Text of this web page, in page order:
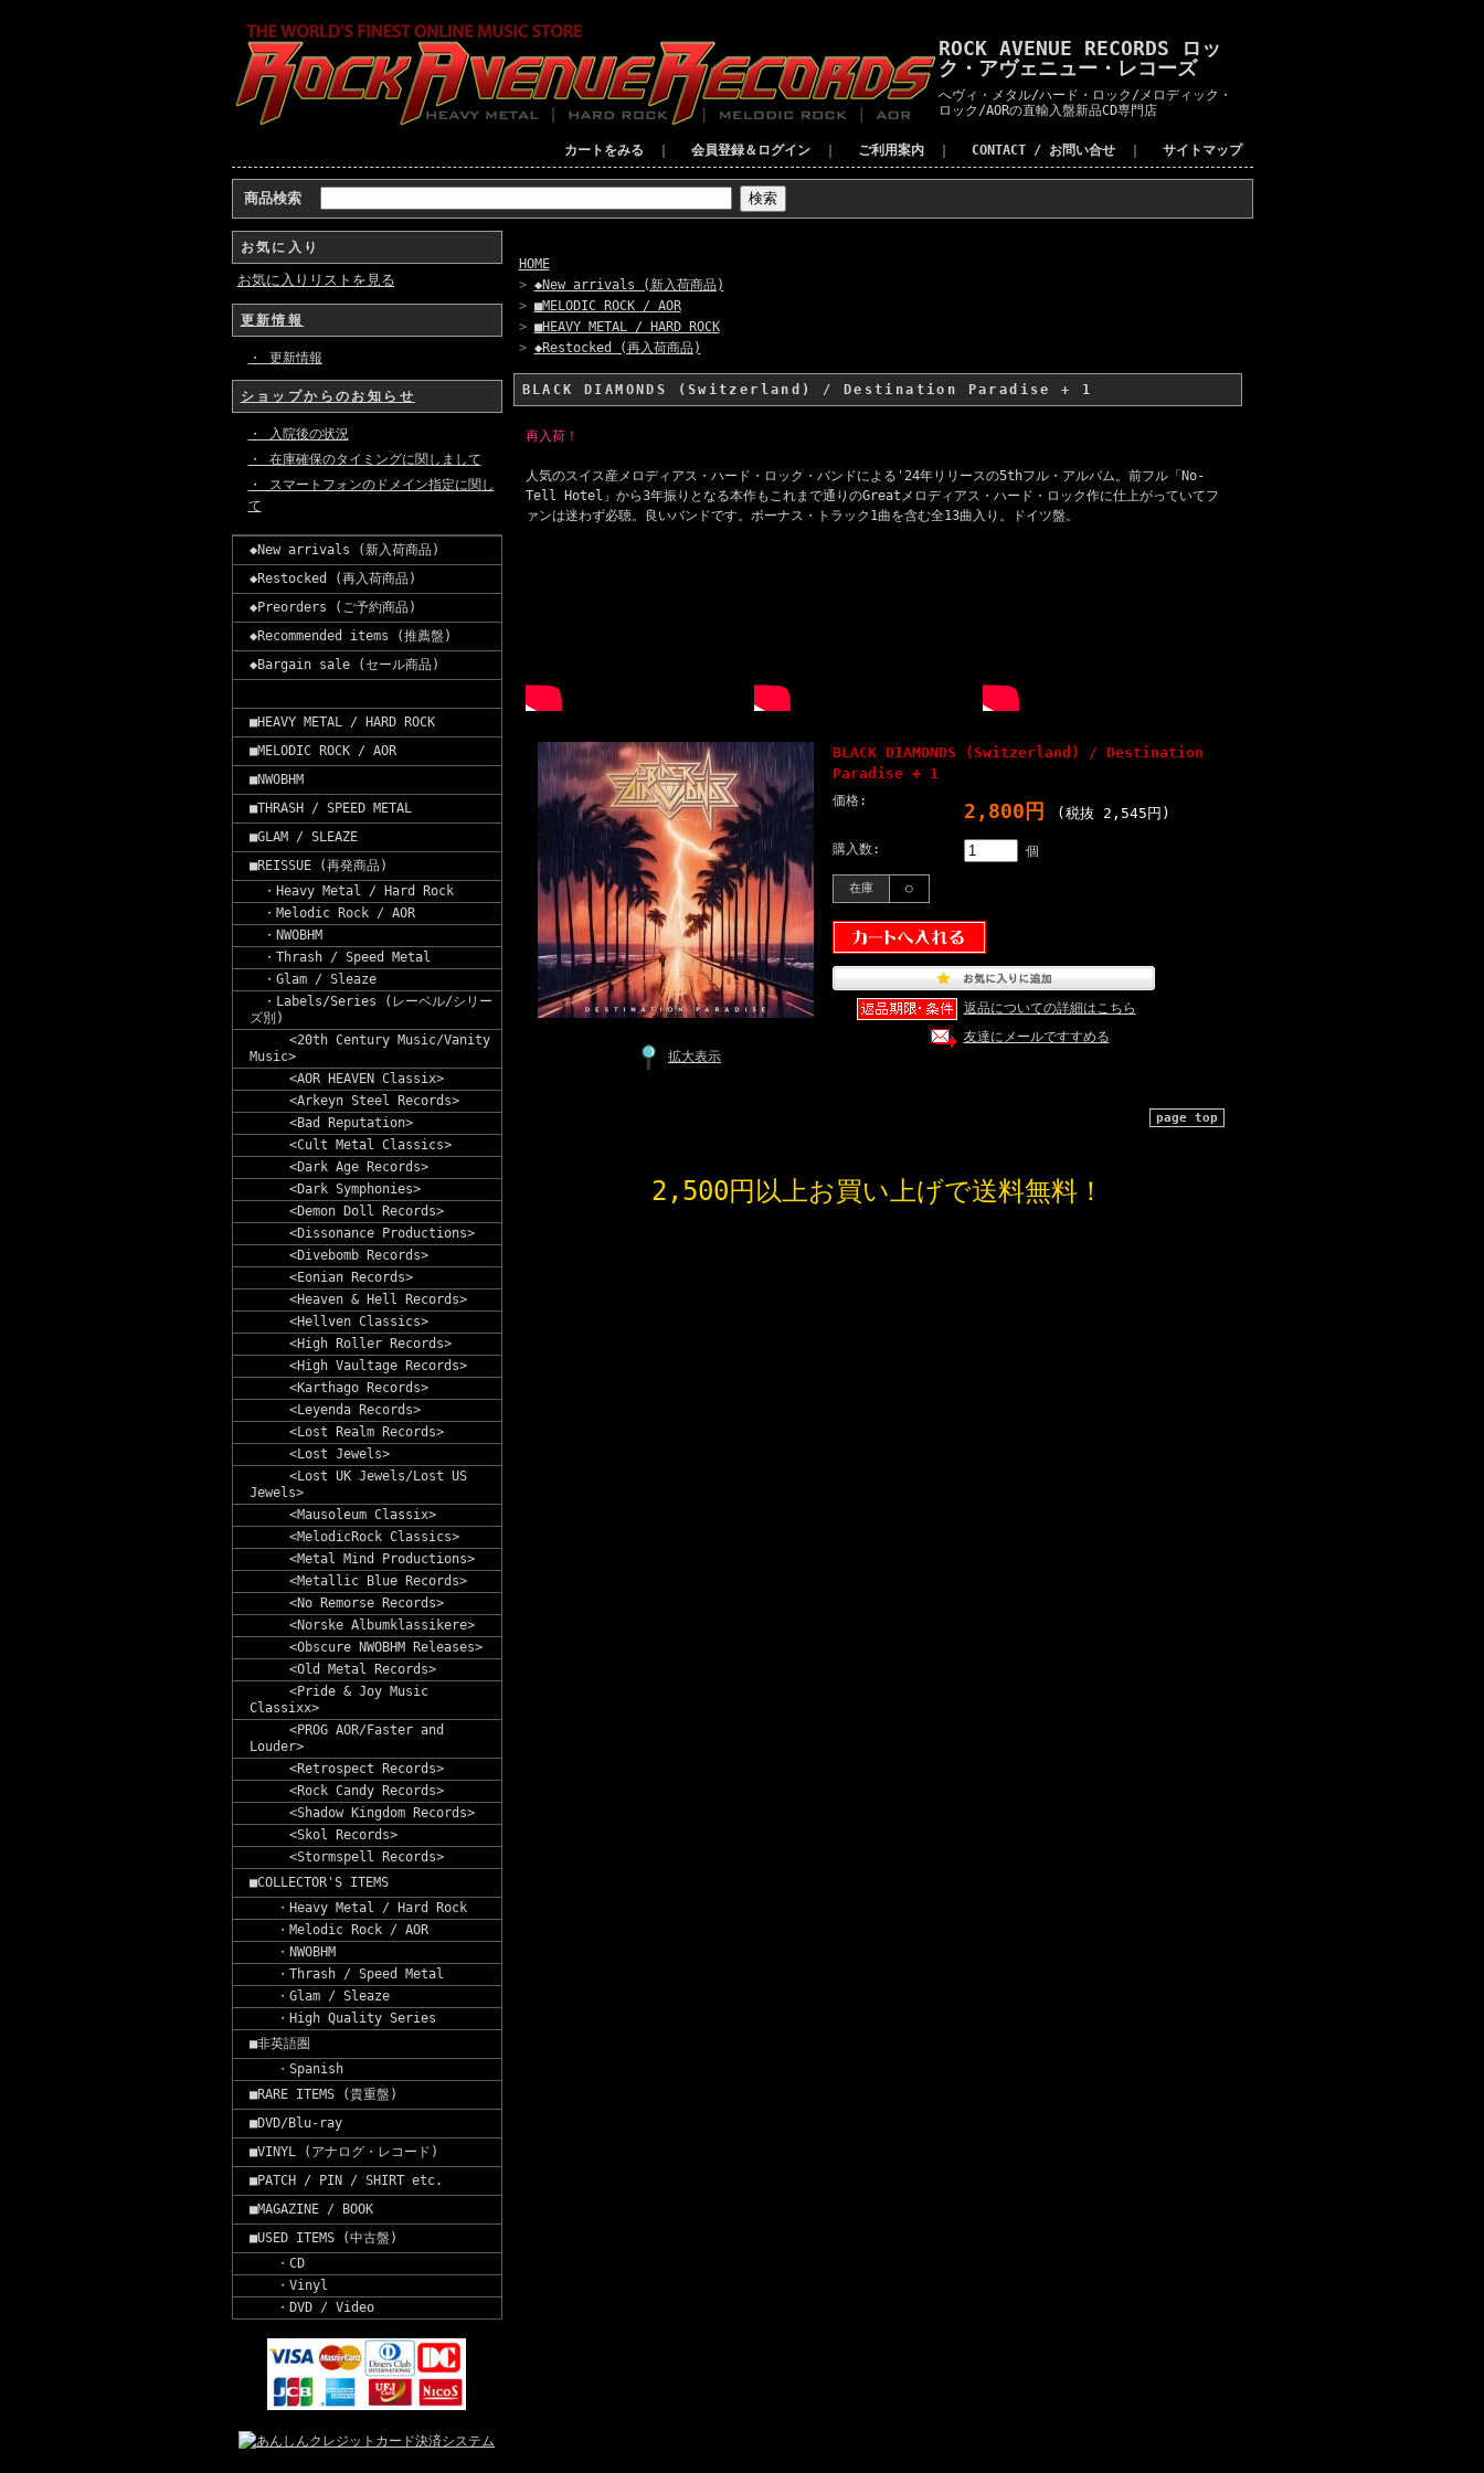
ROCK AVENUE RECORDS ロッ
ク・アヴェニュー・レコーズ
へヴィ・メタル/ハード・ロック/メロディック・
ロック/AORの直輸入盤新品CD専門店
カートをみる 会員登録＆ログイン ご利用案内 CONTACT / お問い合せ サイトマップ
商品検索
お気に入り
お気に入りリストを見る
更新情報
・ 更新情報
ショップからのお知らせ
・ 入院後の状況
・ 在庫確保のタイミングに関しまして
・ スマートフォンのドメイン指定に関し
て
◆New arrivals (新入荷商品)
◆Restocked (再入荷商品)
◆Preorders (ご予約商品)
◆Recommended items (推薦盤)
◆Bargain sale (セール商品)
■HEAVY METAL / HARD ROCK
■MELODIC ROCK / AOR
■NWOBHM
■THRASH / SPEED METAL
■GLAM / SLEAZE
■REISSUE (再発商品)
・Heavy Metal / Hard Rock
・Melodic Rock / AOR
・NWOBHM
・Thrash / Speed Metal
・Glam / Sleaze
・Labels/Series (レーベル/シリー
ズ別)
<20th Century Music/Vanity
Music>
<AOR HEAVEN Classix>
<Arkeyn Steel Records>
<Bad Reputation>
<Cult Metal Classics>
<Dark Age Records>
<Dark Symphonies>
<Demon Doll Records>
<Dissonance Productions>
<Divebomb Records>
<Eonian Records>
<Heaven & Hell Records>
<Hellven Classics>
<High Roller Records>
<High Vaultage Records>
<Karthago Records>
<Leyenda Records>
<Lost Realm Records>
<Lost Jewels>
<Lost UK Jewels/Lost US
Jewels>
<Mausoleum Classix>
<MelodicRock Classics>
<Metal Mind Productions>
<Metallic Blue Records>
<No Remorse Records>
<Norske Albumklassikere>
<Obscure NWOBHM Releases>
<Old Metal Records>
<Pride & Joy Music
Classixx>
<PROG AOR/Faster and
Louder>
<Retrospect Records>
<Rock Candy Records>
<Shadow Kingdom Records>
<Skol Records>
<Stormspell Records>
■COLLECTOR'S ITEMS
・Heavy Metal / Hard Rock
・Melodic Rock / AOR
・NWOBHM
・Thrash / Speed Metal
・Glam / Sleaze
・High Quality Series
■非英語圏
・Spanish
■RARE ITEMS (貴重盤)
■DVD/Blu-ray
■VINYL (アナログ・レコード)
■PATCH / PIN / SHIRT etc.
■MAGAZINE / BOOK
■USED ITEMS (中古盤)
・CD
・Vinyl
・DVD / Video
HOME
> ◆New arrivals (新入荷商品)
> ■MELODIC ROCK / AOR
> ■HEAVY METAL / HARD ROCK
> ◆Restocked (再入荷商品)
BLACK DIAMONDS (Switzerland) / Destination Paradise + 1
再入荷！
人気のスイス産メロディアス・ハード・ロック・バンドによる'24年リリースの5thフル・アルバム。前フル「No-
Tell Hotel」から3年振りとなる本作もこれまで通りのGreatメロディアス・ハード・ロック作に仕上がっていてフ
ァンは迷わず必聴。良いバンドです。ボーナス・トラック1曲を含む全13曲入り。ドイツ盤。
拡大表示
BLACK DIAMONDS (Switzerland) / Destination
Paradise + 1
価格: 2,800円 (税抜 2,545円)
購入数: 個
在庫 ○
返品についての詳細はこちら
友達にメールですすめる
page top
2,500円以上お買い上げで送料無料！